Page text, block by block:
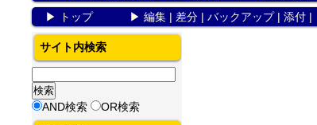
▶
トップ▶ 編集| 差分| バックアップ| 添付|
サイト内検索
AND検索 OR検索